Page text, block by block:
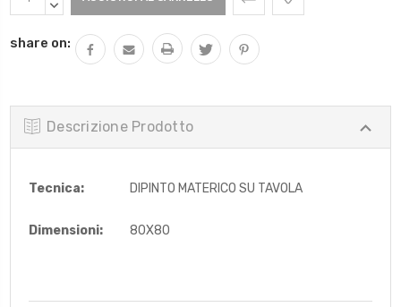
Attuale:QUANTITÀ:
DIMINUIRE
share on:
Descrizione Prodotto
Tecnica: DIPINTO MATERICO SU TAVOLA
Dimensioni: 80X80